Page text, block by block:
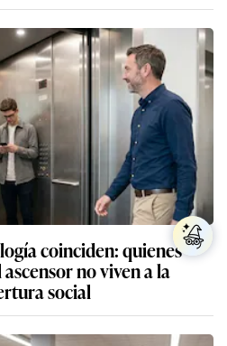
coinciden: quienes
no viven a la
social